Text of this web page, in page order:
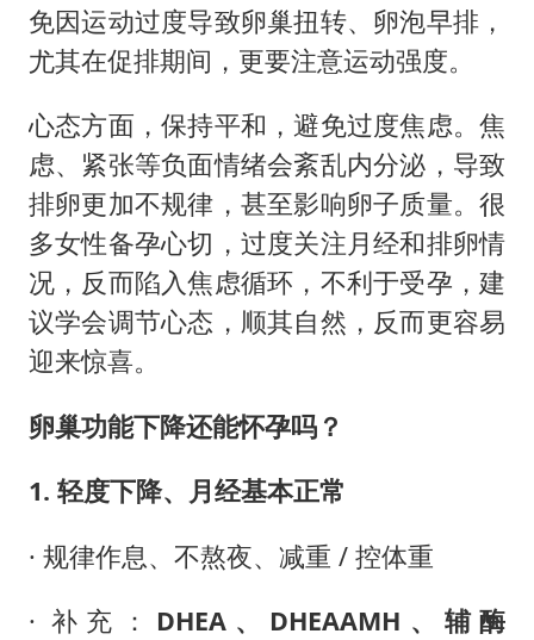
免因运动过度导致卵巢扭转、卵泡早排，
尤其在促排期间，更要注意运动强度。
心态方面，保持平和，避免过度焦虑。焦
虑、紧张等负面情绪会紊乱内分泌，导致
排卵更加不规律，甚至影响卵子质量。很
多女性备孕心切，过度关注月经和排卵情
况，反而陷入焦虑循环，不利于受孕，建
议学会调节心态，顺其自然，反而更容易
迎来惊喜。
卵巢功能下降还能怀孕吗？
1. 轻度下降、月经基本正常
· 规律作息、不熬夜、减重 / 控体重
· 补充： DHEA、 DHEAAMH、 辅酶